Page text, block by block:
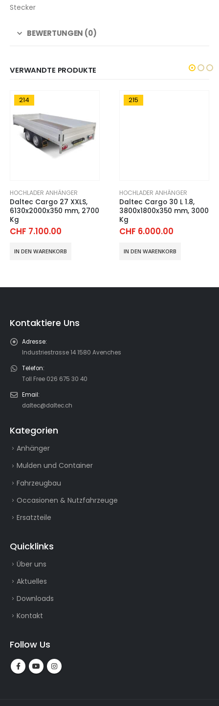
Stecker
BEWERTUNGEN (0)
VERWANDTE PRODUKTE
214
HOCHLADER ANHÄNGER
Daltec Cargo 27 XXLS,
6130x2000x350 mm, 2700
Kg
CHF 7.100.00
IN DEN WARENKORB
215
HOCHLADER ANHÄNGER
Daltec Cargo 30 L 1.8,
3800x1800x350 mm, 3000
Kg
CHF 6.000.00
IN DEN WARENKORB
Kontaktiere Uns
Adresse:
Industriestrasse 14 1580 Avenches
Telefon:
Toll Free 026 675 30 40
Email:
daltec@daltec.ch
Kategorien
Anhänger
Mulden und Container
Fahrzeugbau
Occasionen & Nutzfahrzeuge
Ersatzteile
Quicklinks
Über uns
Aktuelles
Downloads
Kontakt
Follow Us